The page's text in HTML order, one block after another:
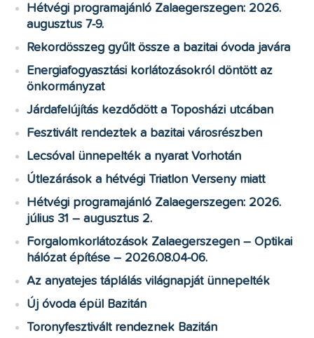
Hétvégi programajánló Zalaegerszegen: 2026.
augusztus 7-9.
Rekordösszeg gyűlt össze a bazitai óvoda javára
Energiafogyasztási korlátozásokról döntött az
önkormányzat
Járdafelújítás kezdődött a Toposházi utcában
Fesztivált rendeztek a bazitai városrészben
Lecsóval ünnepelték a nyarat Vorhotán
Útlezárások a hétvégi Triatlon Verseny miatt
Hétvégi programajánló Zalaegerszegen: 2026.
július 31 – augusztus 2.
Forgalomkorlátozások Zalaegerszegen – Optikai
hálózat építése – 2026.08.04-06.
Az anyatejes táplálás világnapját ünnepelték
Új óvoda épül Bazitán
Toronyfesztivált rendeznek Bazitán